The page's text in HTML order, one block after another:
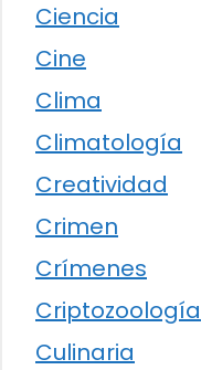
Ciencia
Cine
Clima
Climatología
Creatividad
Crimen
Crímenes
Criptozoología
Culinaria